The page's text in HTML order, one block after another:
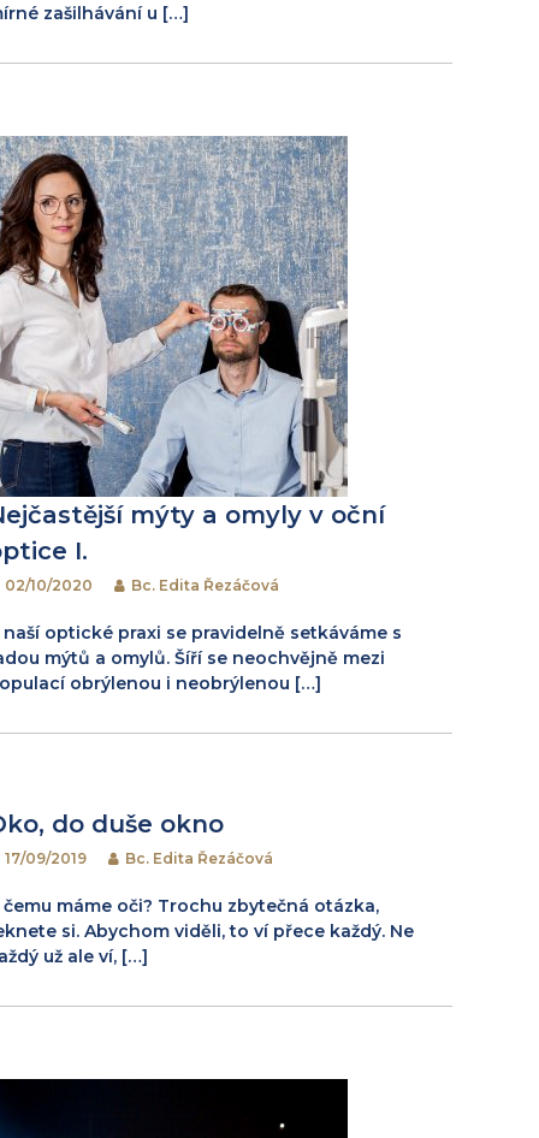
zašilhávání u […]
mýty a omyly v oční
I.
02/10/2020 Bc. Edita Řezáčová
naší optické praxi se pravidelně setkáváme s
mýtů a omylů. Šíří se neochvějně mezi
obrýlenou i neobrýlenou […]
do duše okno
17/09/2019 Bc. Edita Řezáčová
čemu máme oči? Trochu zbytečná otázka,
si. Abychom viděli, to ví přece každý. Ne
už ale ví, […]